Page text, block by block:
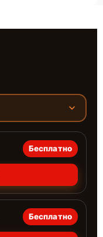
Бесплатно
Бесплатно